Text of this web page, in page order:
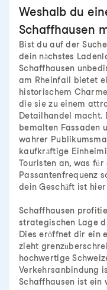
Weshalb du
Schaffhausen
Bist du auf der
dein nächstes
Schaffhausen
am Rheinfall bietet
historischem
die sie zu einem
Detailhandel
bemalten Fassaden
wahrer
kaufkräftige
Touristen an, was
Passantenfrequenz
dein Geschäft ist
Schaffhausen
strategischen Lage
Dies eröffnet dir ein
zieht
hochwertige
Verkehrsanbindung
Schaffhausen ist ein